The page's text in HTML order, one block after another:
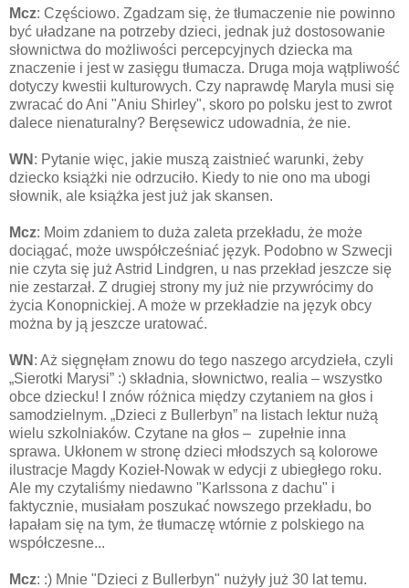
Mcz: Częściowo. Zgadzam się, że tłumaczenie nie powinno
być uładzane na potrzeby dzieci, jednak już dostosowanie
słownictwa do możliwości percepcyjnych dziecka ma
znaczenie i jest w zasięgu tłumacza. Druga moja wątpliwość
dotyczy kwestii kulturowych. Czy naprawdę Maryla musi się
zwracać do Ani "Aniu Shirley", skoro po polsku jest to zwrot
dalece nienaturalny? Beręsewicz udowadnia, że nie.
WN : Pytanie więc, jakie muszą zaistnieć warunki, żeby
dziecko książki nie odrzuciło. Kiedy to nie ono ma ubogi
słownik, ale książka jest już jak skansen.
Mcz: Moim zdaniem to duża zaleta przekładu, że może
dociągać, może uwspółcześniać język. Podobno w Szwecji
nie czyta się już Astrid Lindgren, u nas przekład jeszcze się
nie zestarzał. Z drugiej strony my już nie przywrócimy do
życia Konopnickiej. A może w przekładzie na język obcy
można by ją jeszcze uratować.
WN : Aż sięgnęłam znowu do tego naszego arcydzieła, czyli
„Sierotki Marysi” :) składnia, słownictwo, realia – wszystko
obce dziecku! I znów różnica między czytaniem na głos i
samodzielnym. „Dzieci z Bullerbyn” na listach lektur nużą
wielu szkolniaków. Czytane na głos – zupełnie inna
sprawa. Ukłonem w stronę dzieci młodszych są kolorowe
ilustracje Magdy Kozieł-Nowak w edycji z ubiegłego roku.
Ale my czytaliśmy niedawno "Karlssona z dachu" i
faktycznie, musiałam poszukać nowszego przekładu, bo
łapałam się na tym, że tłumaczę wtórnie z polskiego na
współczesne...
Mcz: :) Mnie "Dzieci z Bullerbyn" nużyły już 30 lat temu.